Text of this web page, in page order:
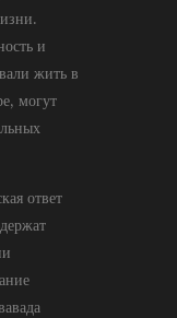
и
жить в
могут
ответ